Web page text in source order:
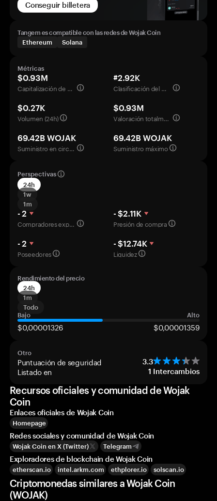
Conseguir billetera
Tangem es compatible con las redes de Wojak Coin
Ethereum
Solana
Métricas
$0.93M
Capitalización de mercado
#2.92K
Clasificación del mercado
$0.27K
Volumen (24h)
$0.93M
Valoración totalmente diluida
69.42B WOJAK
Suministro en circulación
69.42B WOJAK
Suministro máximo
Perspectivas
24h
1w
1m
- 2
Compradores experimentados
- $2.11K
Presión de compra
- 2
Poseedores
- $12.74K
Liquidez
Rendimiento del precio
24h
1m
Todo
Bajo
Alto
$0,00001326 $0,00001359
Otro
Puntuación de seguridad 3.3
Listado en 1 Intercambios
Recursos oficiales y comunidad de Wojak
Coin
Enlaces oficiales de Wojak Coin
Homepage
Redes sociales y comunidad de Wojak Coin
Wojak Coin en X (Twitter) Telegram
Exploradores de blockchain de Wojak Coin
etherscan.io intel.arkm.com ethplorer.io solscan.io
Criptomonedas similares a Wojak Coin
(WOJAK)